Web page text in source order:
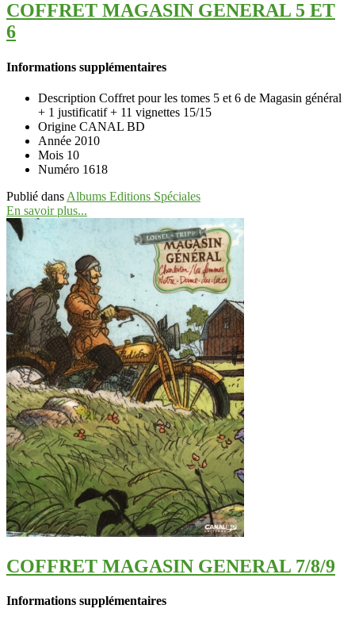
COFFRET MAGASIN GENERAL 5 ET
6
Informations supplémentaires
Description Coffret pour les tomes 5 et 6 de Magasin général
+ 1 justificatif + 11 vignettes 15/15
Origine CANAL BD
Année 2010
Mois 10
Numéro 1618
Publié dans Albums Editions Spéciales
En savoir plus...
COFFRET MAGASIN GENERAL 7/8/9
Informations supplémentaires